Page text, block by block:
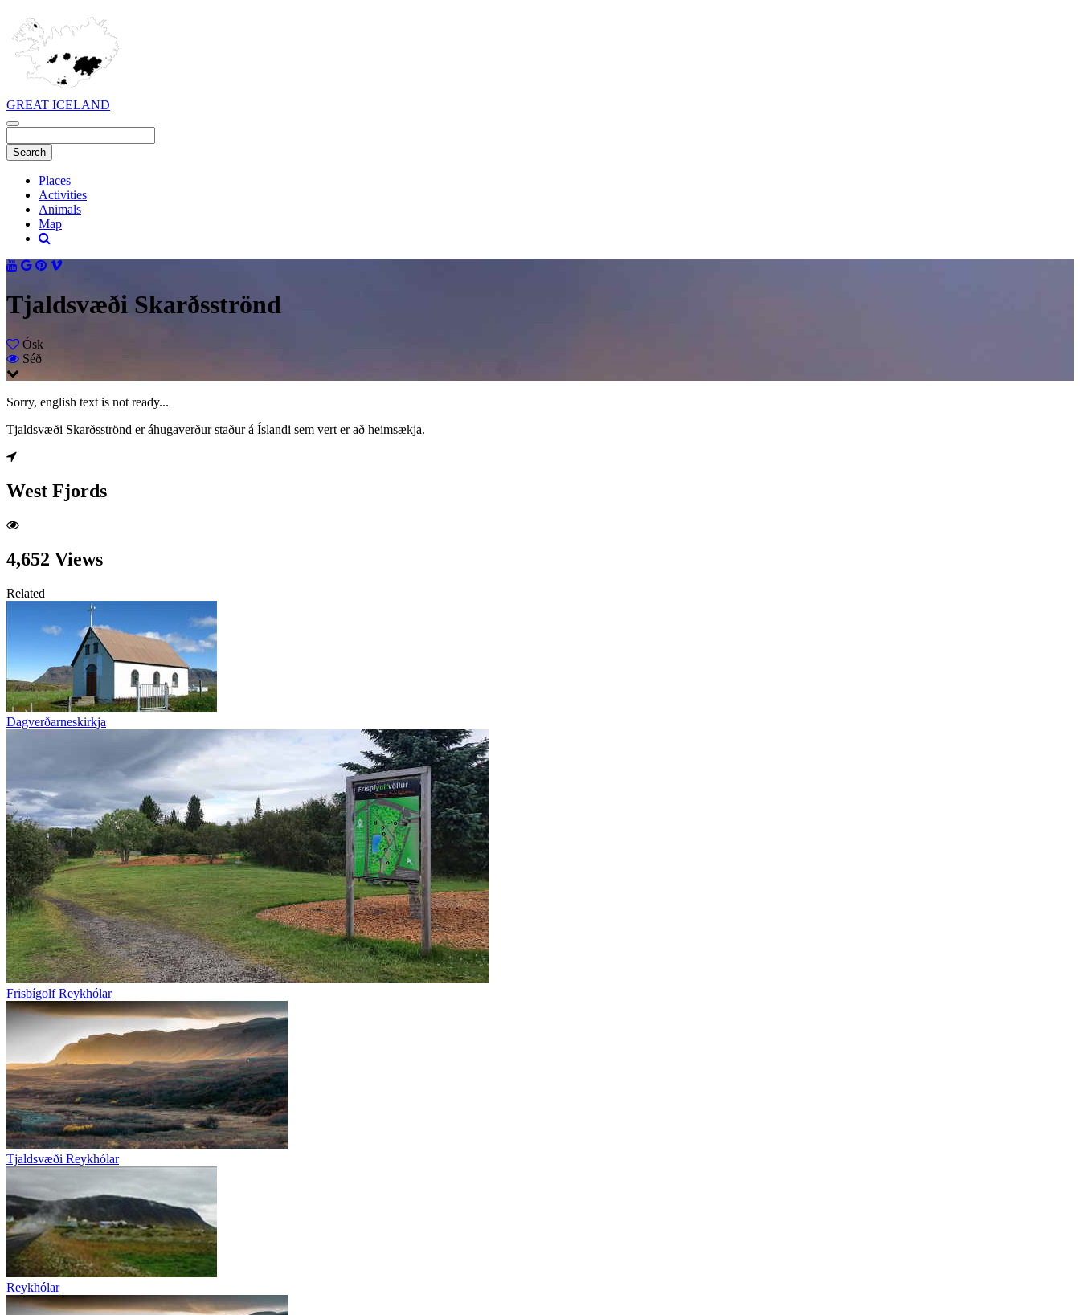
GREAT ICELAND
Places
Activities
Animals
Map
Tjaldsvæði Skarðsströnd
Ósk
Séð
Sorry, english text is not ready...
Tjaldsvæði Skarðsströnd er áhugaverður staður á Íslandi sem vert er að heimsækja.
West Fjords
4,652 Views
Related
Dagverðarneskirkja
Frisbígolf Reykhólar
Tjaldsvæði Reykhólar
Reykhólar